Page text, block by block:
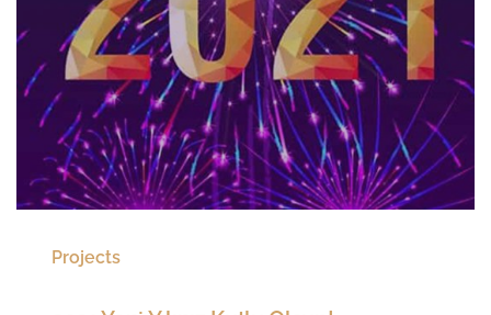
Projects